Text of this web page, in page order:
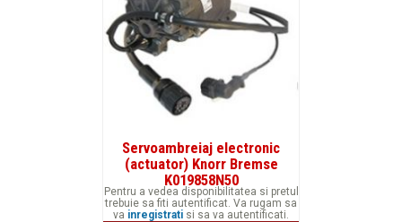
Servoambreiaj electronic
(actuator) Knorr Bremse
K019858N50
Pentru a vedea disponibilitatea si pretul
trebuie sa fiti autentificat. Va rugam sa
va inregistrati si sa va autentificati.